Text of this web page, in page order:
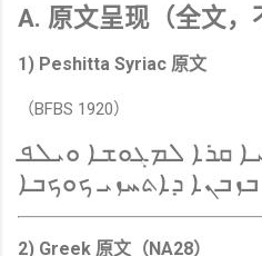
A. 原文呈现（全文，
1) Peshitta Syriac 原文
（BFBS 1920）
ܩܪܐ ܠܡܓܘܫܐ ܘܝܠܦ
ܕܐܬܚܙܝ ܟܘܟܒܐ
2) Greek 原文（NA28）